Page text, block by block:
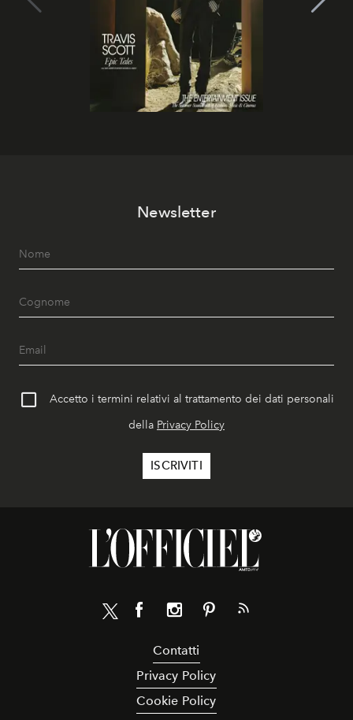
Newsletter
Accetto i termini relativi al trattamento dei dati personali
della Privacy Policy
Contatti
Privacy Policy
Cookie Policy